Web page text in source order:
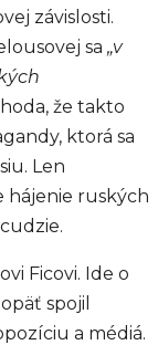
závislosti.
sa „v
že takto
ktorá sa
Len
hájenie ruských
Ficovi. Ide o
spojil
a médiá.